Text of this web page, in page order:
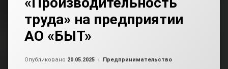
труда» на предприятии
АО «БЫТ»
Опубликовано 20.05.2025 Рубрики:
Предпринимательство